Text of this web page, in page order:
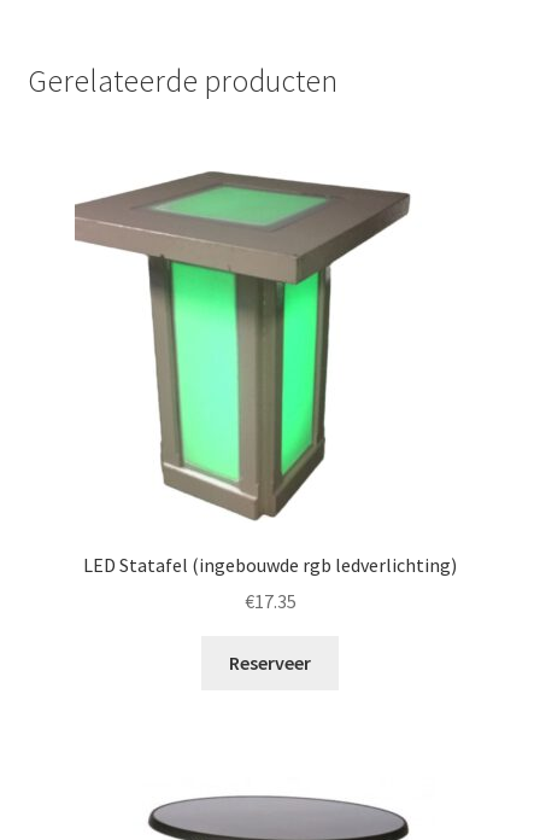
Gerelateerde producten
LED Statafel (ingebouwde rgb ledverlichting)
€17.35
Reserveer